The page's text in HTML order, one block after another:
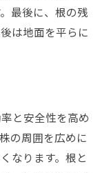
最後に、根の残
は地面を平らに
と安全性を高め
の周囲を広めに
なります。根と